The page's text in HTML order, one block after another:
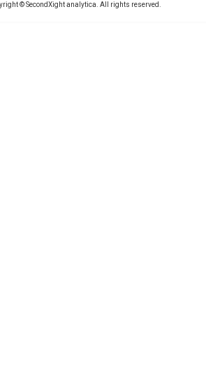
© SecondXight analytica. All rights reserved.